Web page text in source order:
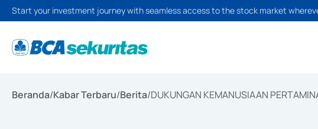
Start your investment journey with seamless access to the stock market
Beranda/Kabar Terbaru/Berita/DUKUNGAN KEMANUSIAAN